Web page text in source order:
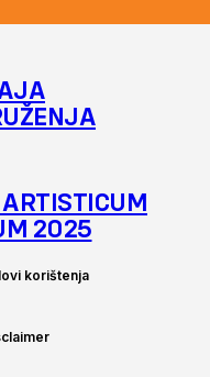
2025
lovi korištenja
claimer